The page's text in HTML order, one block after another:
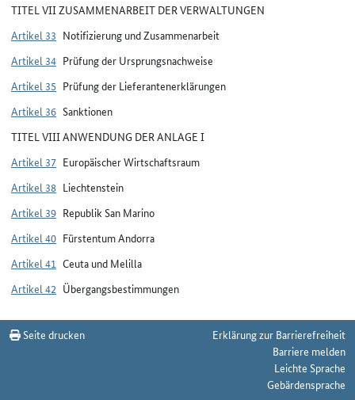
TITEL VII ZUSAMMENARBEIT DER VERWALTUNGEN
Artikel 33 Notifizierung und Zusammenarbeit
Artikel 34 Prüfung der Ursprungsnachweise
Artikel 35 Prüfung der Lieferantenerklärungen
Artikel 36 Sanktionen
TITEL VIII ANWENDUNG DER ANLAGE I
Artikel 37 Europäischer Wirtschaftsraum
Artikel 38 Liechtenstein
Artikel 39 Republik San Marino
Artikel 40 Fürstentum Andorra
Artikel 41 Ceuta und Melilla
Artikel 42 Übergangsbestimmungen
Seite drucken
Erklärung zur Barrierefreiheit
Barriere melden
Leichte Sprache
Gebärdensprache